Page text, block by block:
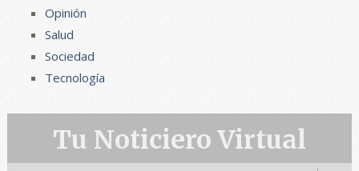
Opinión
Salud
Sociedad
Tecnología
Tu Noticiero Virtual